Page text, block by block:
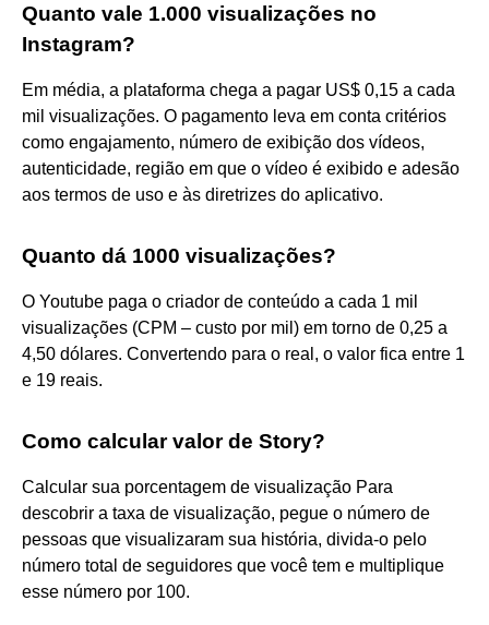
Quanto vale 1.000 visualizações no
Instagram?
Em média, a plataforma chega a pagar US$ 0,15 a cada
mil visualizações. O pagamento leva em conta critérios
como engajamento, número de exibição dos vídeos,
autenticidade, região em que o vídeo é exibido e adesão
aos termos de uso e às diretrizes do aplicativo.
Quanto dá 1000 visualizações?
O Youtube paga o criador de conteúdo a cada 1 mil
visualizações (CPM – custo por mil) em torno de 0,25 a
4,50 dólares. Convertendo para o real, o valor fica entre 1
e 19 reais.
Como calcular valor de Story?
Calcular sua porcentagem de visualização Para
descobrir a taxa de visualização, pegue o número de
pessoas que visualizaram sua história, divida-o pelo
número total de seguidores que você tem e multiplique
esse número por 100.